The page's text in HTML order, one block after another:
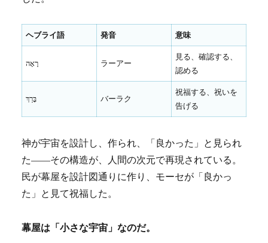
ヘブライ語 発音 意味
רָאָה ラーアー
見る、確認する、
認める
בָּרַךְ バーラク
祝福する、祝いを
告げる
神が宇宙を設計し、作られ、「良かった」と見られ
た——その構造が、人間の次元で再現されている。
民が幕屋を設計図通りに作り、モーセが「良かっ
た」と見て祝福した。
幕屋は「小さな宇宙」なのだ。